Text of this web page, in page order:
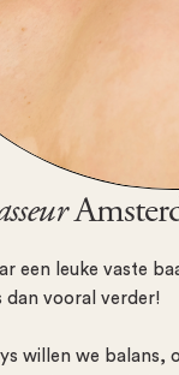
een leuke vaste
dan vooral verder!
willen we balans,